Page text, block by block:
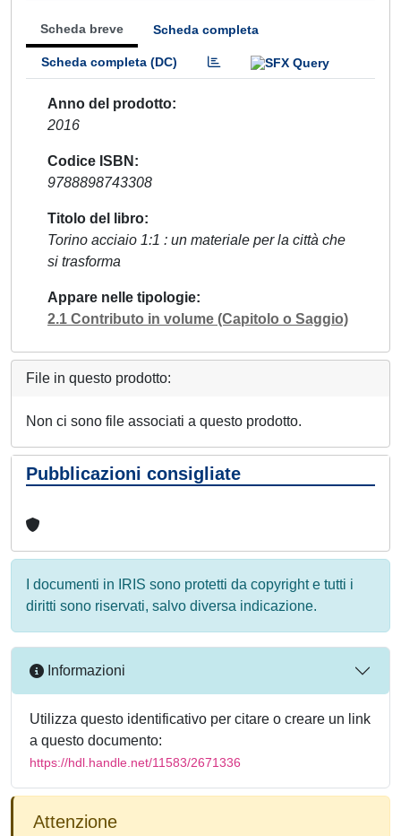
Scheda breve Scheda completa
Scheda completa (DC)
Anno del prodotto
2016
Codice ISBN
9788898743308
Titolo del libro
Torino acciaio 1:1 : un materiale per la città che
si trasforma
Appare nelle tipologie
2.1 Contributo in volume (Capitolo o Saggio)
File in questo prodotto:
Non ci sono file associati a questo prodotto.
Pubblicazioni consigliate
I documenti in IRIS sono protetti da copyright e tutti i
diritti sono riservati, salvo diversa indicazione.
Informazioni
Utilizza questo identificativo per citare o creare un link
a questo documento:
https://hdl.handle.net/11583/2671336
Attenzione